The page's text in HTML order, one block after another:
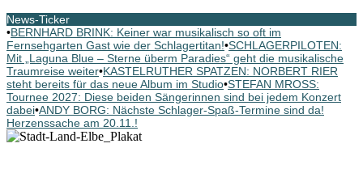
News-Ticker
•BERNHARD BRINK: Keiner war musikalisch so oft im
Fernsehgarten Gast wie der Schlagertitan!•SCHLAGERPILOTEN:
Mit „Laguna Blue – Sterne überm Paradies“ geht die musikalische
Traumreise weiter•KASTELRUTHER SPATZEN: NORBERT RIER
steht bereits für das neue Album im Studio•STEFAN MROSS:
Tournee 2027: Diese beiden Sängerinnen sind bei jedem Konzert
dabei•ANDY BORG: Nächste Schlager-Spaß-Termine sind da!
Herzenssache am 20.11.!